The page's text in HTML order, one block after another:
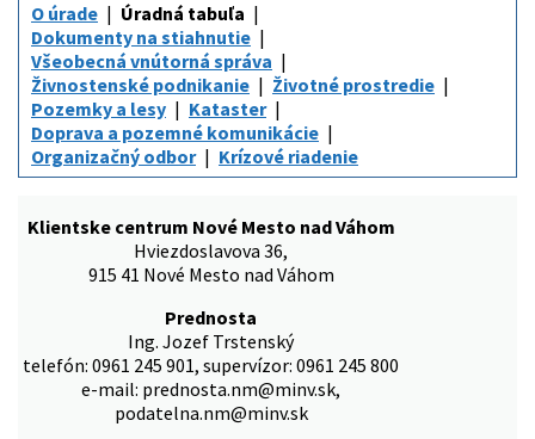
O úrade
Úradná tabuľa
Dokumenty na stiahnutie
Všeobecná vnútorná správa
Živnostenské podnikanie
Životné prostredie
Pozemky a lesy
Kataster
Doprava a pozemné komunikácie
Organizačný odbor
Krízové riadenie
Klientske centrum Nové Mesto nad Váhom
Hviezdoslavova 36,
915 41 Nové Mesto nad Váhom
Prednosta
Ing. Jozef Trstenský
telefón: 0961 245 901, supervízor: 0961 245 800
e-mail: prednosta.nm@minv.sk,
podatelna.nm@minv.sk